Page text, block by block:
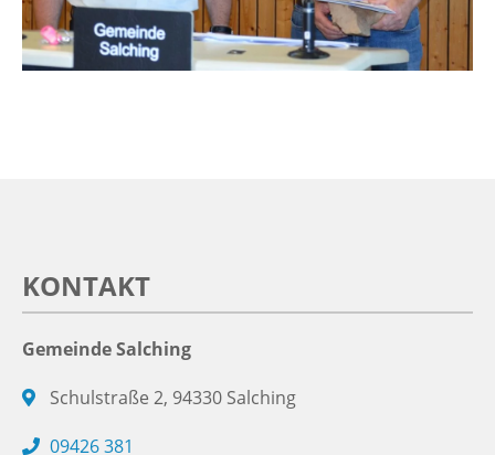
KONTAKT
Gemeinde Salching
Schulstraße 2, 94330 Salching
09426 381